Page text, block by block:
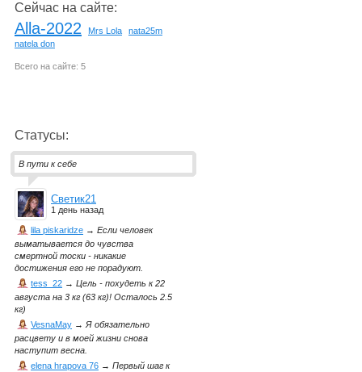
Сейчас на сайте:
Alla-2022 Mrs Lola
nata25m
natela don
Всего на сайте: 5
Статусы:
В пути к себе
Светик21
1 день назад
lila piskaridze → Если человек
выматывается до чувства
смертной тоски - никакие
достижения его не порадуют.
tess_22 → Цель - похудеть к 22
августа на 3 кг (63 кг)! Осталось 2.5
кг)
VesnaMay →Я обязательно
расцвету и в моей жизни снова
наступит весна.
elena hrapova 76 → Первый шаг к